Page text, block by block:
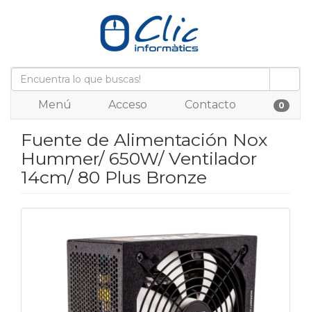
Menú Acceso Contacto 0
Fuente de Alimentación Nox
Hummer/ 650W/ Ventilador
14cm/ 80 Plus Bronze